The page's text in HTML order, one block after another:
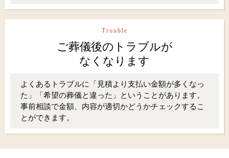
Trouble
ご葬儀後のトラブルが
なくなります
よくあるトラブルに「見積より支払い金額が多くなっ
た」「希望の葬儀と違った」ということがあります。
事前相談で金額、内容が適切かどうかチェックするこ
とができます。